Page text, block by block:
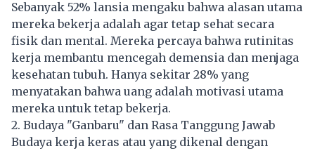
Sebanyak 52% lansia mengaku bahwa alasan utama
mereka bekerja adalah agar tetap sehat secara
fisik dan mental. Mereka percaya bahwa rutinitas
kerja membantu mencegah demensia dan menjaga
kesehatan tubuh. Hanya sekitar 28% yang
menyatakan bahwa uang adalah motivasi utama
mereka untuk tetap bekerja.
2. Budaya "Ganbaru" dan Rasa Tanggung Jawab
Budaya kerja keras atau yang dikenal dengan